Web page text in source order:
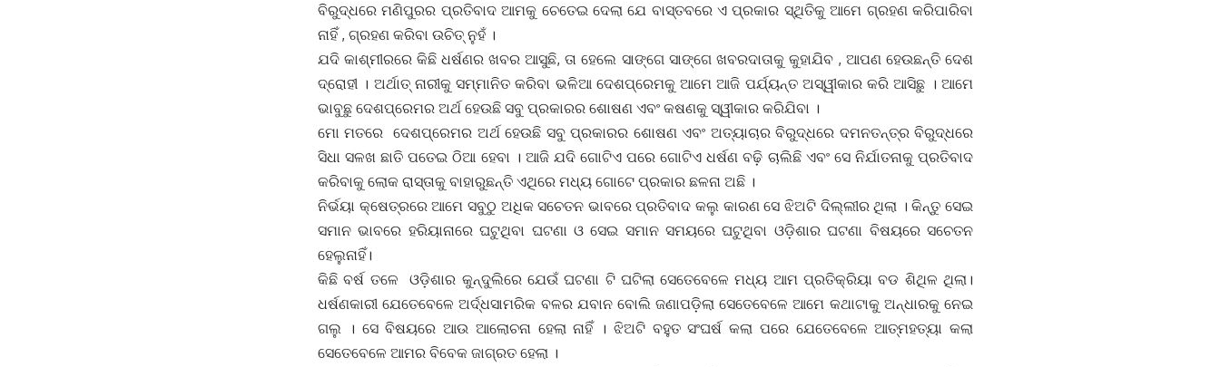
ବିରୁଦ୍ଧରେ ମଣିପୁରର ପ୍ରତିବାଦ ଆମକୁ ଚେତେଇ ଦେଲା ଯେ ବାସ୍ତବରେ ଏ ପ୍ରକାର ସ୍ଥିତିକୁ ଆମେ ଗ୍ରହଣ କରିପାରିବା
ନାହିଁ , ଗ୍ରହଣ କରିବା ଉଚିତ୍ ନୁହଁ ।
ଯଦି କାଶ୍ମୀରରେ କିଛି ଧର୍ଷଣର ଖବର ଆସୁଛି, ତା ହେଲେ ସାଙ୍ଗେ ସାଙ୍ଗେ ଖବରଦାତାକୁ କୁହାଯିବ , ଆପଣ ହେଉଛନ୍ତି ଦେଶ
ଦ୍ରୋହୀ । ଅର୍ଥାତ୍ ନାରୀକୁ ସମ୍ମାନିତ କରିବା ଭଳିଆ ଦେଶପ୍ରେମକୁ ଆମେ ଆଜି ପର୍ଯ୍ୟନ୍ତ ଅସ୍ୱୀକାର କରି ଆସିଛୁ । ଆମେ
ଭାବୁଛୁ ଦେଶପ୍ରେମର ଅର୍ଥ ହେଉଛି ସବୁ ପ୍ରକାରର ଶୋଷଣ ଏବଂ କଷଣକୁ ସ୍ୱୀକାର କରିଯିବା ।
ମୋ ମତରେ ଦେଶପ୍ରେମର ଅର୍ଥ ହେଉଛି ସବୁ ପ୍ରକାରର ଶୋଷଣ ଏବଂ ଅତ୍ୟାଚାର ବିରୁଦ୍ଧରେ ଦମନତନ୍ତ୍ର ବିରୁଦ୍ଧରେ
ସିଧା ସଳଖ ଛାତି ପତେଇ ଠିଆ ହେବା । ଆଜି ଯଦି ଗୋଟିଏ ପରେ ଗୋଟିଏ ଧର୍ଷଣ ବଢ଼ି ଚାଲିଛି ଏବଂ ସେ ନିର୍ଯାତନାକୁ ପ୍ରତିବାଦ
କରିବାକୁ ଲୋକ ରାସ୍ତାକୁ ବାହାରୁଛନ୍ତି ଏଥିରେ ମଧ୍ୟ ଗୋଟେ ପ୍ରକାର ଛଳନା ଅଛି ।
ନିର୍ଭୟା କ୍ଷେତ୍ରରେ ଆମେ ସବୁଠୁ ଅଧିକ ସଚେତନ ଭାବରେ ପ୍ରତିବାଦ କଲୁ କାରଣ ସେ ଝିଅଟି ଦିଲ୍ଲୀର ଥିଲା । କିନ୍ତୁ ସେଇ
ସମାନ ଭାବରେ ହରିୟାନାରେ ଘଟୁଥିବା ଘଟଣା ଓ ସେଇ ସମାନ ସମୟରେ ଘଟୁଥିବା ଓଡ଼ିଶାର ଘଟଣା ବିଷୟରେ ସଚେତନ
ହେଲୁନାହିଁ।
କିଛି ବର୍ଷ ତଳେ ଓଡ଼ିଶାର କୁନ୍ଦୁଲିରେ ଯେଉଁ ଘଟଣା ଟି ଘଟିଲା ସେତେବେଳେ ମଧ୍ୟ ଆମ ପ୍ରତିକ୍ରିୟା ବଡ ଶିଥିଳ ଥିଲା।
ଧର୍ଷଣକାରୀ ଯେତେବେଳେ ଅର୍ଦ୍ଧସାମରିକ ବଳର ଯବାନ ବୋଲି ଜଣାପଡ଼ିଲା ସେତେବେଳେ ଆମେ କଥାଟାକୁ ଅନ୍ଧାରକୁ ନେଇ
ଗଲୁ । ସେ ବିଷୟରେ ଆଉ ଆଲୋଚନା ହେଲା ନାହିଁ । ଝିଅଟି ବହୁତ ସଂଘର୍ଷ କଲା ପରେ ଯେତେବେଳେ ଆତ୍ମହତ୍ୟା କଲା
ସେତେବେଳେ ଆମର ବିବେକ ଜାଗ୍ରତ ହେଲା ।